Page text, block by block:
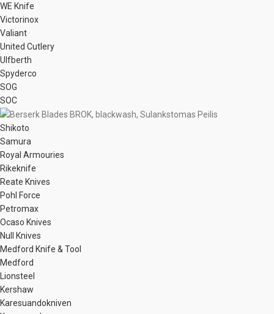
WE Knife
Victorinox
Valiant
United Cutlery
Ulfberth
Spyderco
SOG
SOC
Shikoto
Samura
Royal Armouries
Rikeknife
Reate Knives
Pohl Force
Petromax
Ocaso Knives
Null Knives
Medford Knife & Tool
Medford
Lionsteel
Kershaw
Karesuandokniven